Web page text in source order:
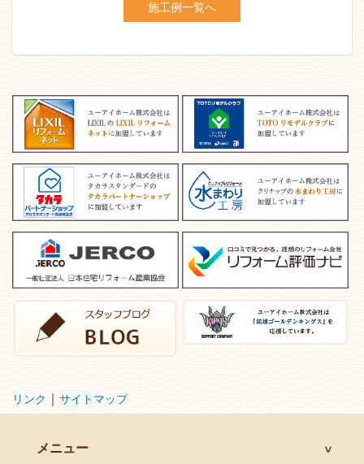
施工例一覧へ
リンク サイトマップ
メニュー